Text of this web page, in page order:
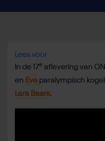
Lees voor
In de 17e aflevering van
en Eva paralympisch
Lara Baars.